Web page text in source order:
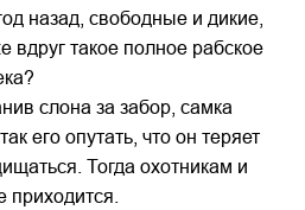
назад, свободные и дикие,
вдруг такое полное рабское
слона за забор, самка
его опутать, что он теряет
Тогда охотникам и
приходится.